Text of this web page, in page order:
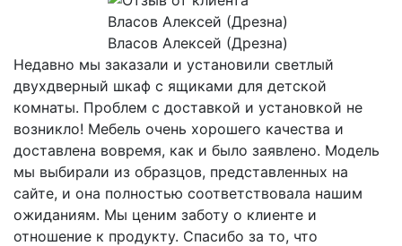
Власов Алексей (Дрезна)
Недавно мы заказали и установили светлый
двухдверный шкаф с ящиками для детской
комнаты. Проблем с доставкой и установкой не
возникло! Мебель очень хорошего качества и
доставлена вовремя, как и было заявлено. Модель
мы выбирали из образцов, представленных на
сайте, и она полностью соответствовала нашим
ожиданиям. Мы ценим заботу о клиенте и
отношение к продукту. Спасибо за то, что